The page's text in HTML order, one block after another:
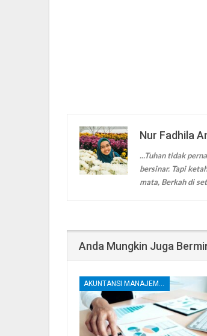
Nur Fadhila
...Tuhan tidak
bersinar. Tapi
mata, Berkah di
Anda Mungkin Juga
AKUNTANSI MANAJEMEN DAN BIAYA